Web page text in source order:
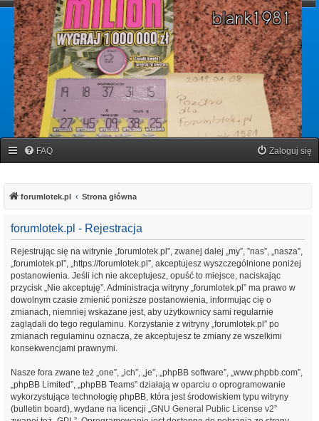
forumlotek.pl
Forum gier liczbowych
FAQ Zaloguj się
forumlotek.pl Strona główna
forumlotek.pl - Rejestracja
Rejestrując się na witrynie „forumlotek.pl”, zwanej dalej „my”, ”nas”, „nasza”,
„forumlotek.pl”, „https://forumlotek.pl”, akceptujesz wyszczególnione poniżej
postanowienia. Jeśli ich nie akceptujesz, opuść to miejsce, naciskając
przycisk „Nie akceptuję”. Administracja witryny „forumlotek.pl” ma prawo w
dowolnym czasie zmienić poniższe postanowienia, informując cię o
zmianach, niemniej wskazane jest, aby użytkownicy sami regularnie
zaglądali do tego regulaminu. Korzystanie z witryny „forumlotek.pl” po
zmianach regulaminu oznacza, że akceptujesz te zmiany ze wszelkimi
konsekwencjami prawnymi.
Nasze fora zwane też „one”, „ich”, „je”, „phpBB software”, „www.phpbb.com”,
„phpBB Limited”, „phpBB Teams” działają w oparciu o oprogramowanie
wykorzystujące technologię phpBB, która jest środowiskiem typu witryny
(bulletin board), wydane na licencji „GNU General Public License v2”